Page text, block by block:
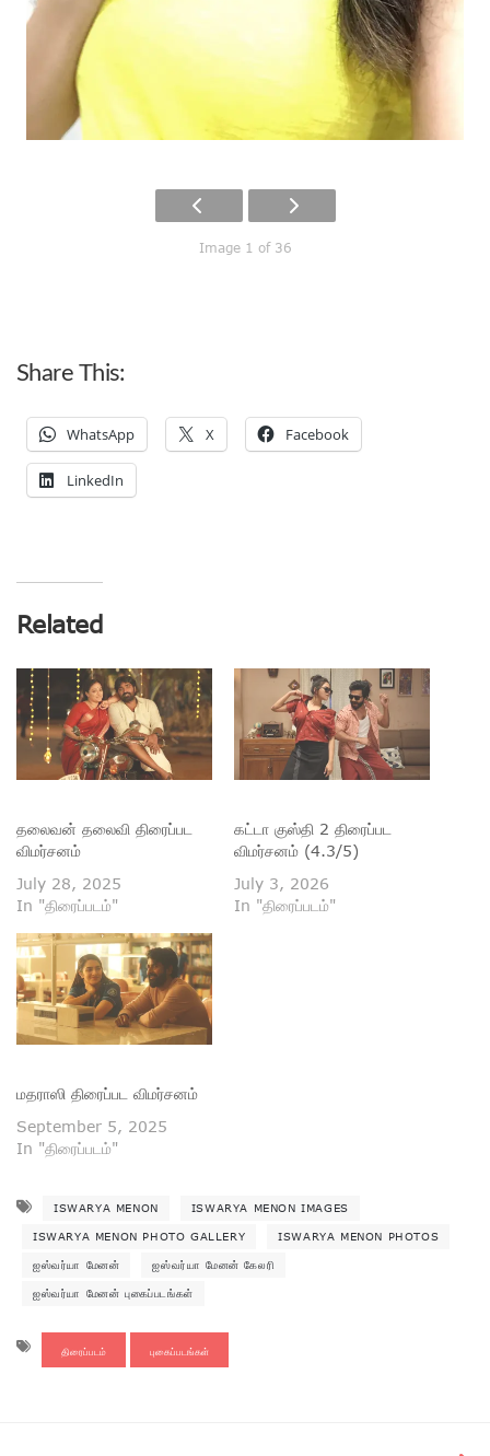
Image 1 of 36
Share This:
WhatsApp X Facebook
LinkedIn
Related
தலைவன் தலைவி திரைப்பட
விமர்சனம்
July 28, 2025
In "திரைப்படம்"
கட்டா குஸ்தி 2 திரைப்பட
விமர்சனம் (4.3/5)
July 3, 2026
In "திரைப்படம்"
மதராஸி திரைப்பட விமர்சனம்
September 5, 2025
In "திரைப்படம்"
ISWARYA MENON ISWARYA MENON IMAGES
ISWARYA MENON PHOTO GALLERY ISWARYA MENON PHOTOS
ஐஸ்வர்யா மேனன் ஐஸ்வர்யா மேனன் கேலரி
ஐஸ்வர்யா மேனன் புகைப்படங்கள்
திரைப்படம் புகைப்படங்கள்